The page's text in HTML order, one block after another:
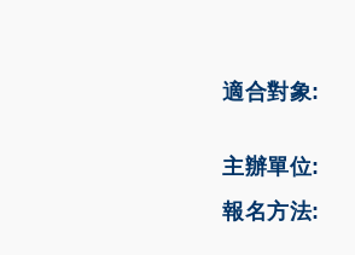
適合對象
主辦單位
報名方法